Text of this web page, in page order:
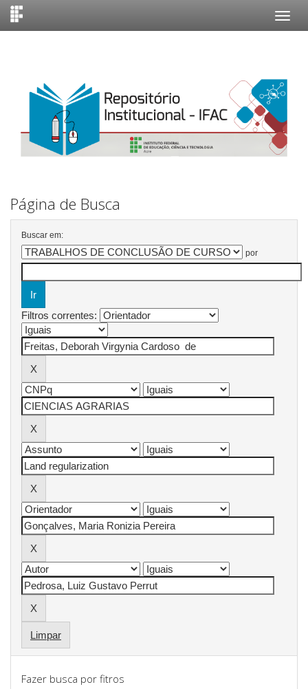
Página de Busca
Buscar em:
por
Filtros correntes:
Limpar
Fazer busca por fitros